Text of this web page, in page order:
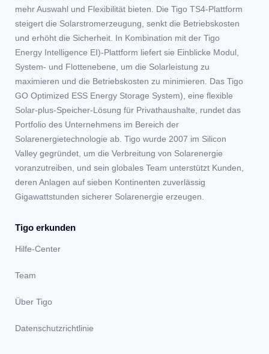
mehr Auswahl und Flexibilität bieten. Die Tigo TS4-Plattform
steigert die Solarstromerzeugung, senkt die Betriebskosten
und erhöht die Sicherheit. In Kombination mit der Tigo
Energy Intelligence EI)-Plattform liefert sie Einblicke Modul,
System- und Flottenebene, um die Solarleistung zu
maximieren und die Betriebskosten zu minimieren. Das Tigo
GO Optimized ESS Energy Storage System), eine flexible
Solar-plus-Speicher-Lösung für Privathaushalte, rundet das
Portfolio des Unternehmens im Bereich der
Solarenergietechnologie ab. Tigo wurde 2007 im Silicon
Valley gegründet, um die Verbreitung von Solarenergie
voranzutreiben, und sein globales Team unterstützt Kunden,
deren Anlagen auf sieben Kontinenten zuverlässig
Gigawattstunden sicherer Solarenergie erzeugen.
Tigo erkunden
Hilfe-Center
Team
Über Tigo
Datenschutzrichtlinie